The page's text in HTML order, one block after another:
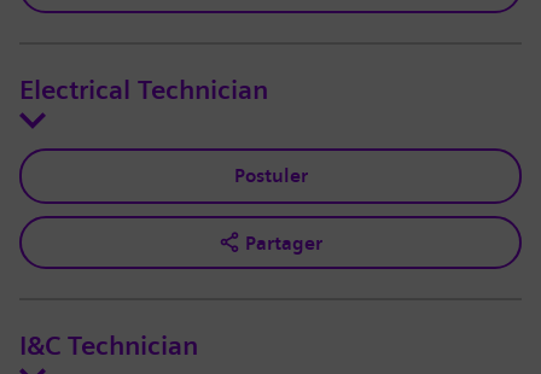
Electrical Technician
Postuler
Partager
I&C Technician